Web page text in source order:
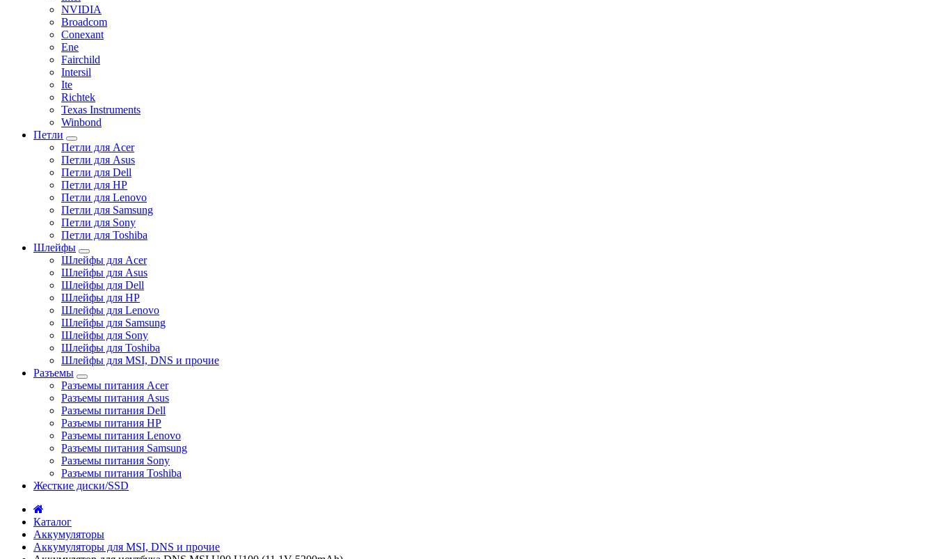
NVIDIA
Broadcom
Conexant
Ene
Fairchild
Intersil
Ite
Richtek
Texas Instruments
Winbond
Петли
Петли для Acer
Петли для Asus
Петли для Dell
Петли для HP
Петли для Lenovo
Петли для Samsung
Петли для Sony
Петли для Toshiba
Шлейфы
Шлейфы для Acer
Шлейфы для Asus
Шлейфы для Dell
Шлейфы для HP
Шлейфы для Lenovo
Шлейфы для Samsung
Шлейфы для Sony
Шлейфы для Toshiba
Шлейфы для MSI, DNS и прочие
Разъемы
Разъемы питания Acer
Разъемы питания Asus
Разъемы питания Dell
Разъемы питания HP
Разъемы питания Lenovo
Разъемы питания Samsung
Разъемы питания Sony
Разъемы питания Toshiba
Жесткие диски/SSD
Каталог
Аккумуляторы
Аккумуляторы для MSI, DNS и прочие